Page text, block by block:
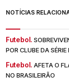
NOTÍCIAS
Futebol.
POR CLUBE DA SÉRIE
Futebol. AFETA O
NO BRASILEIRÃO